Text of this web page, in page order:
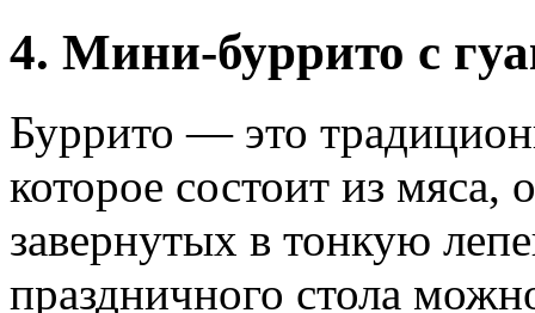
4. Мини-буррито с
Буррито — это
которое состоит из
завернутых в тонкую
праздничного стола